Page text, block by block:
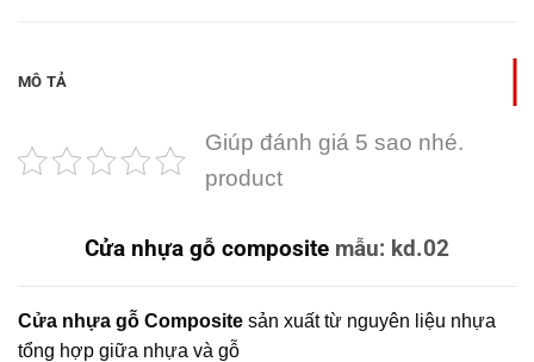
MÔ TẢ
Giúp đánh giá 5 sao nhé.
product
Cửa nhựa gỗ composite mẫu: kd.02
Cửa nhựa gỗ Composite sản xuất từ nguyên liệu nhựa
tổng hợp giữa nhựa và gỗ